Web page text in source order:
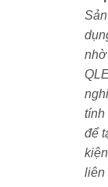
nhờ
tính
để
liên